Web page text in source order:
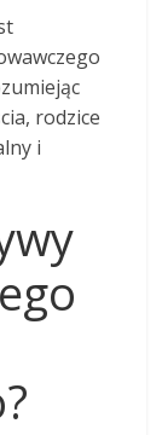
rodzice
i